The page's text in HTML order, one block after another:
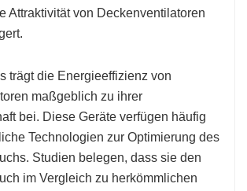
Attraktivität von Deckenventilatoren
trägt die Energieeffizienz von
maßgeblich zu ihrer
bei. Diese Geräte verfügen häufig
Technologien zur Optimierung des
Studien belegen, dass sie den
im Vergleich zu herkömmlichen